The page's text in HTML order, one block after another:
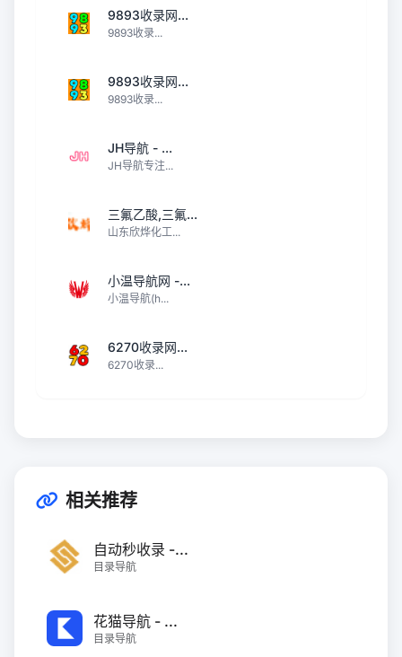
9893收录网...
9893收录...
9893收录网...
9893收录...
JH导航 - ...
JH导航专注...
三氟乙酸,三氟...
山东欣烨化工...
小温导航网 -...
小温导航(h...
6270收录网...
6270收录...
相关推荐
自动秒收录 -...
目录导航
花猫导航 - ...
目录导航